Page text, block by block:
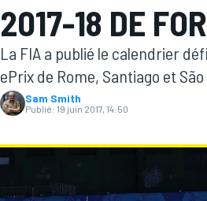
2017-18 DE
La FIA a publié le calendrier
ePrix de Rome, Santiago et
Sam Smith
Publié: 19 juin 2017, 14:50